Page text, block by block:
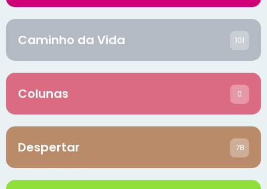
Caminho da Vida 101
Colunas 0
Despertar 78